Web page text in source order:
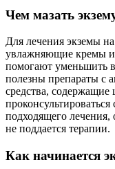
Чем мазать
Для лечения экземы
увлажняющие кремы и
помогают уменьшить
полезны препараты с
средства,
подходящего лечения,
не поддается терапии.
Как начинается